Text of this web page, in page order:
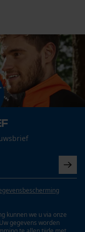
kunnen we u via onze
gegevens worden